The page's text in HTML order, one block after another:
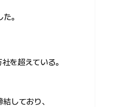
。
を超えている。
しており、